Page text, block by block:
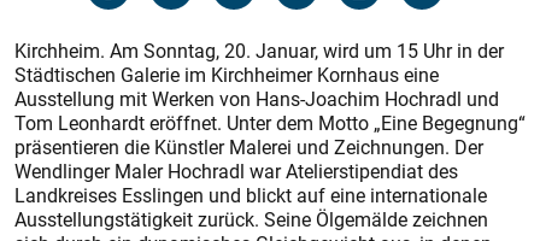
Kirchheim. Am Sonntag, 20. Januar, wird um 15 Uhr in der
Städtischen Galerie im Kirchheimer Kornhaus eine
Ausstellung mit Werken von Hans-Joachim Hochradl und
Tom Leonhardt eröffnet. Unter dem Motto „Eine Begegnung“
präsentieren die Künstler Malerei und Zeichnungen. Der
Wendlinger Maler Hochradl war Atelierstipendiat des
Landkreises Esslingen und blickt auf eine internationale
Ausstellungstätigkeit zurück. Seine Ölgemälde zeichnen